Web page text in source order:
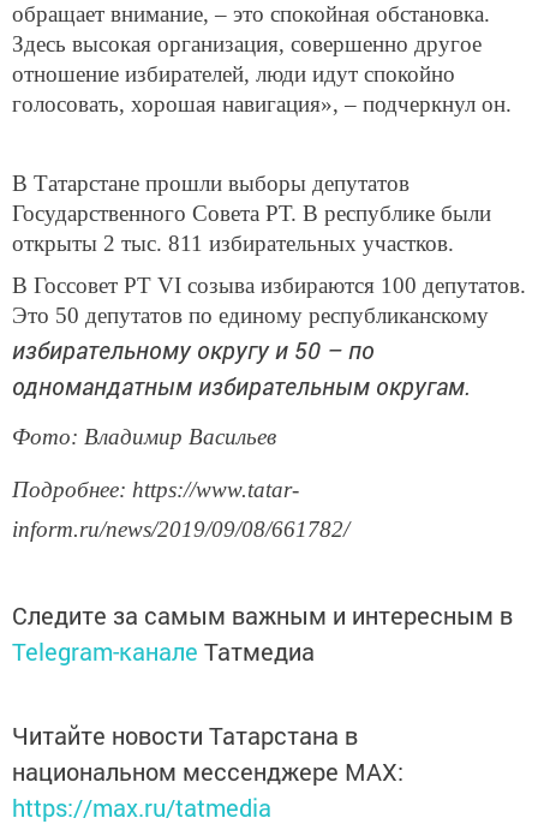
обращает внимание, – это спокойная обстановка.
Здесь высокая организация, совершенно другое
отношение избирателей, люди идут спокойно
голосовать, хорошая навигация», – подчеркнул он.
В Татарстане прошли выборы депутатов
Государственного Совета РТ. В республике были
открыты 2 тыс. 811 избирательных участков.
В Госсовет РТ VI созыва избираются 100 депутатов.
Это 50 депутатов по единому республиканскому
избирательному округу и 50 – по
одномандатным избирательным округам.
Фото: Владимир Васильев
Подробнее: https://www.tatar-
inform.ru/news/2019/09/08/661782/
Следите за самым важным и интересным в
Telegram-канале Татмедиа
Читайте новости Татарстана в
национальном мессенджере MАХ:
https://max.ru/tatmedia